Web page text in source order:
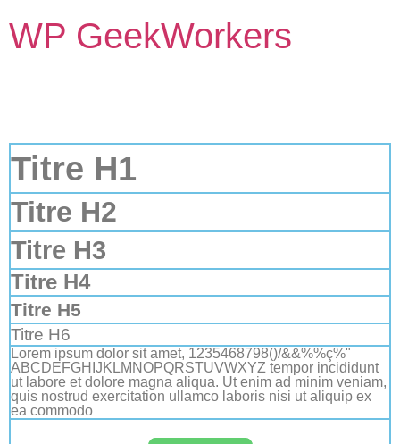
WP GeekWorkers
Titre H1
Titre H2
Titre H3
Titre H4
Titre H5
Titre H6
Lorem ipsum dolor sit amet, 1235468798()/&&%%ç%"
ABCDEFGHIJKLMNOPQRSTUVWXYZ tempor incididunt
ut labore et dolore magna aliqua. Ut enim ad minim veniam,
quis nostrud exercitation ullamco laboris nisi ut aliquip ex
ea commodo